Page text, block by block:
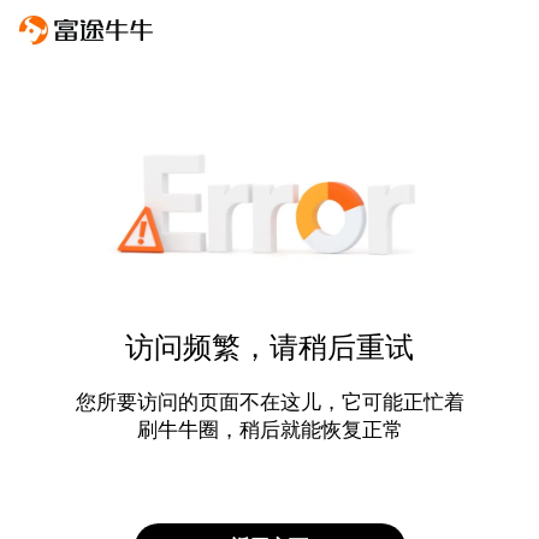
访问频繁，请稍后重试
您所要访问的页面不在这儿，它可能正忙着
刷牛牛圈，稍后就能恢复正常